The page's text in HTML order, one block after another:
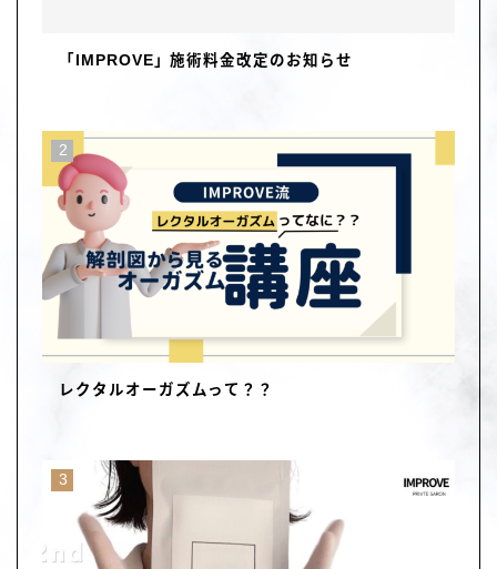
「IMPROVE」施術料金改定のお知らせ
レクタルオーガズムって？？